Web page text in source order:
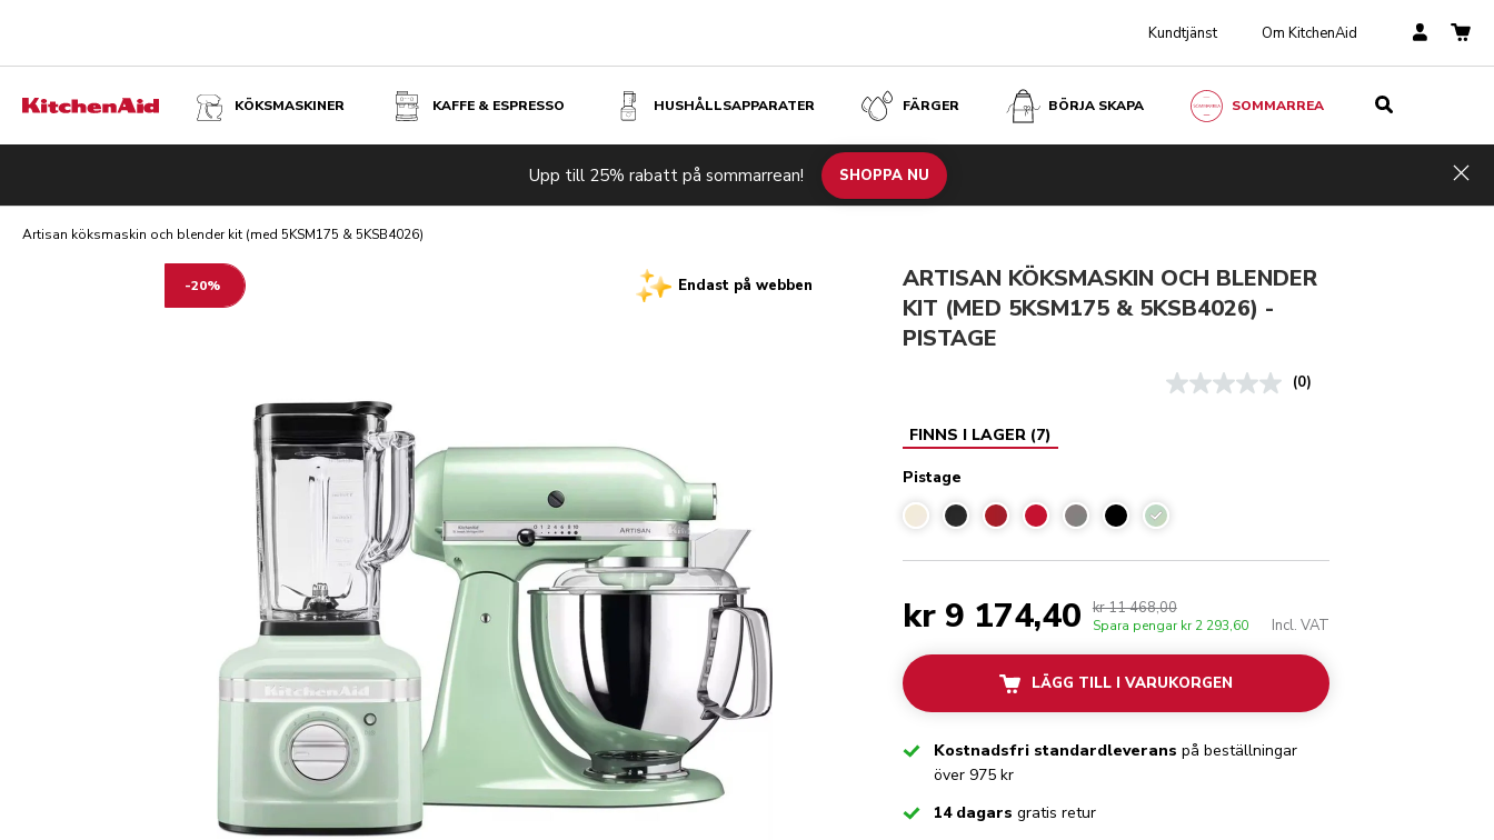
Kundtjänst Om KitchenAid
KÖKSMASKINER KAFFE & ESPRESSO HUSHÅLLSAPPARATER FÄRGER BÖRJA SKAPA SOMMARREA
Upp till 25% rabatt på sommarrean! SHOPPA NU
Artisan köksmaskin och blender kit (med 5KSM175 & 5KSB4026)
Blender K400 - Artisan
-20% Endast på webben
ARTISAN KÖKSMASKIN OCH BLENDER
KIT (MED 5KSM175 & 5KSB4026) -
PISTAGE
(0)
FINNS I LAGER(7)
Pistage
Pistage
kr 9 174,40 kr 11 468,00
Spara pengar kr 2 293,60 Incl. VAT
LÄGG TILL I VARUKORGEN
CheckedKostnadsfri standardleverans på beställningar
över 975 kr
Checked14 dagars gratis retur